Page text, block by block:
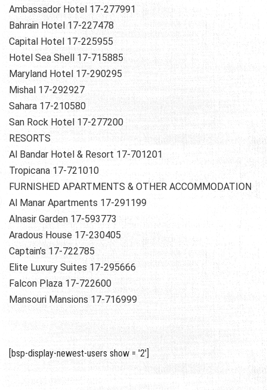
Ambassador Hotel 17-277991
Bahrain Hotel 17-227478
Capital Hotel 17-225955
Hotel Sea Shell 17-715885
Maryland Hotel 17-290295
Mishal 17-292927
Sahara 17-210580
San Rock Hotel 17-277200
RESORTS
Al Bandar Hotel & Resort 17-701201
Tropicana 17-721010
FURNISHED APARTMENTS & OTHER ACCOMMODATION
Al Manar Apartments 17-291199
Alnasir Garden 17-593773
Aradous House 17-230405
Captain’s 17-722785
Elite Luxury Suites 17-295666
Falcon Plaza 17-722600
Mansouri Mansions 17-716999
[bsp-display-newest-users show = '2']